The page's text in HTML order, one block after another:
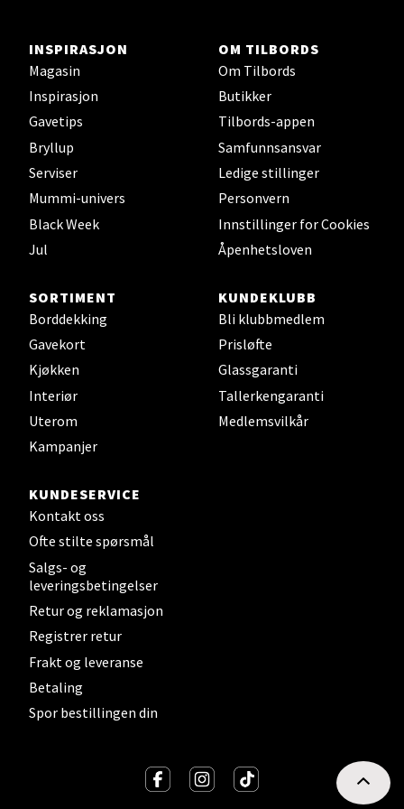
INSPIRASJON
Magasin
Inspirasjon
Gavetips
Bryllup
Serviser
Mummi-univers
Black Week
Jul
OM TILBORDS
Om Tilbords
Butikker
Tilbords-appen
Samfunnsansvar
Ledige stillinger
Personvern
Innstillinger for Cookies
Åpenhetsloven
SORTIMENT
Borddekking
Gavekort
Kjøkken
Interiør
Uterom
Kampanjer
KUNDEKLUBB
Bli klubbmedlem
Prisløfte
Glassgaranti
Tallerkengaranti
Medlemsvilkår
KUNDESERVICE
Kontakt oss
Ofte stilte spørsmål
Salgs- og
leveringsbetingelser
Retur og reklamasjon
Registrer retur
Frakt og leveranse
Betaling
Spor bestillingen din
Velg
Ski - Thon Senter Ski
Ski Storsenter, Jernbanesvingen 6, 1400 Ski
Åpent i dag 10-21
0 i butikk
Sortland - Sortland Storsenter
Åpent i dag 10-19
Steinkjer - Thon Senter Steinkjer
Sjøfartsgata 2, 7714 Steinkjer
Åpent i dag 10-20
9 i butikk